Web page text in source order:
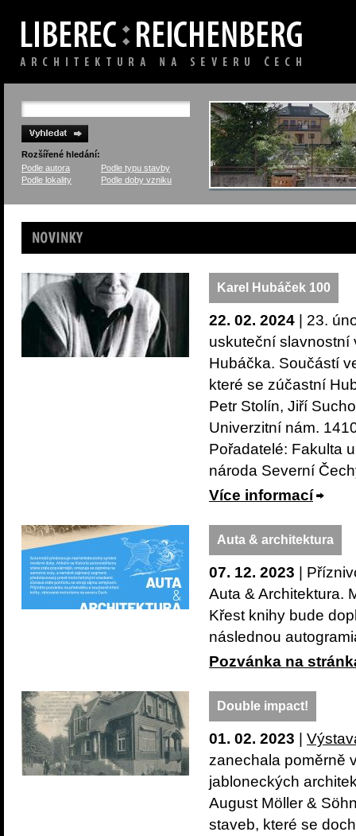
Rozšířené hledání:
Podle autora
Podle typu stavby
Podle lokality
Podle doby vzniku
Novinky
Karel Hubáček 100
22. 02. 2024 | 23.
uskuteční slavnostní
Hubáčka. Součástí
které se zúčastní
Petr Stolín, Jiří
Univerzitní nám.
Pořadatelé: Fakulta
národa Severní
Více informací
Auta & architektura
07. 12. 2023 |
Auta & Architektura.
Křest knihy bude
následnou
Pozvánka na
Double impact!
01. 02. 2023
zanechala poměrně
jabloneckých
August Möller &
staveb, které se